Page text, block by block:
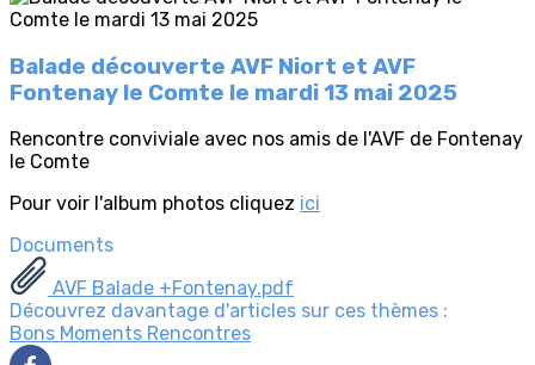
Balade découverte AVF Niort et AVF
Fontenay le Comte le mardi 13 mai 2025
Rencontre conviviale avec nos amis de l'AVF de Fontenay
le Comte
Pour voir l'album photos cliquez ici
Documents
AVF Balade +Fontenay.pdf
Découvrez davantage d'articles sur ces thèmes :
Bons Moments Rencontres